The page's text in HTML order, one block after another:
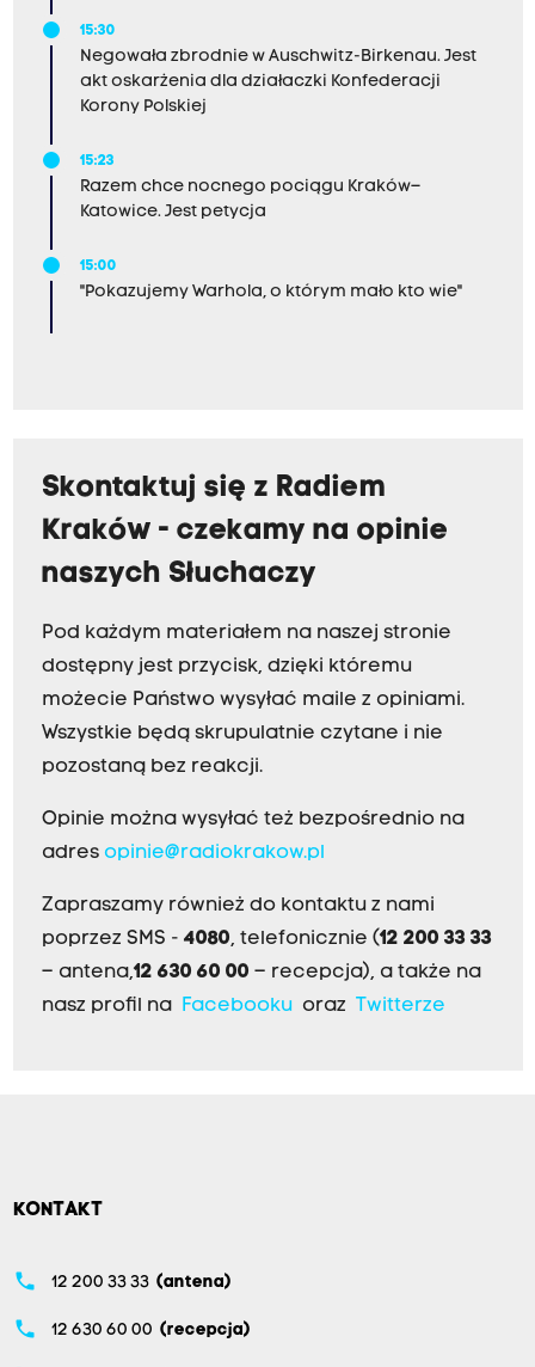
15:30
Negowała zbrodnie w Auschwitz-Birkenau. Jest
akt oskarżenia dla działaczki Konfederacji
Korony Polskiej
15:23
Razem chce nocnego pociągu Kraków–
Katowice. Jest petycja
15:00
"Pokazujemy Warhola, o którym mało kto wie"
Skontaktuj się z Radiem
Kraków - czekamy na opinie
naszych Słuchaczy
Pod każdym materiałem na naszej stronie
dostępny jest przycisk, dzięki któremu
możecie Państwo wysyłać maile z opiniami.
Wszystkie będą skrupulatnie czytane i nie
pozostaną bez reakcji.
Opinie można wysyłać też bezpośrednio na
adres opinie@radiokrakow.pl
Zapraszamy również do kontaktu z nami
poprzez SMS - 4080, telefonicznie (12 200 33 33
– antena,12 630 60 00 – recepcja), a także na
nasz profil na
Facebookuoraz Twitterze
KONTAKT
phone 12 200 33 33 (antena)
phone 12 630 60 00 (recepcja)